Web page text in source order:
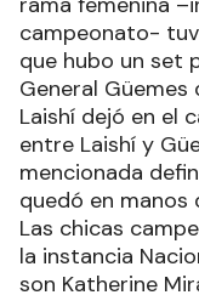
campeonato-
que hubo un set
General
Laishí dejó en el
entre Laishí y
mencionada
quedó en manos
Las chicas
la instancia
son Katherine